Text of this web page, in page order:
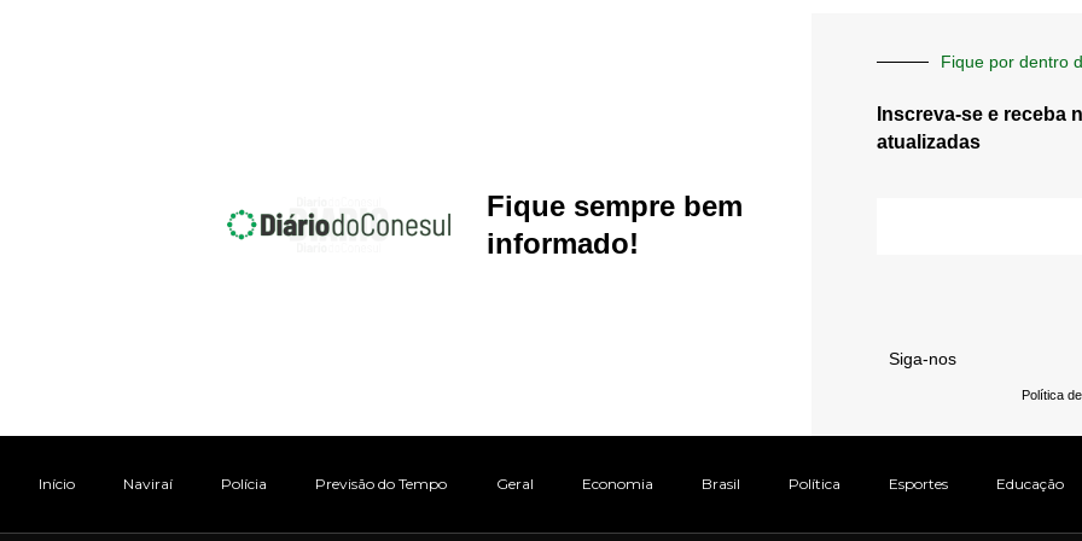
Fique sempre bem
informado!
Fique por dentro
Inscreva-se e receba
atualizadas
Siga-nos
Política
Início Naviraí Polícia Previsão do Tempo Geral Economia Brasil Política Esportes Educação